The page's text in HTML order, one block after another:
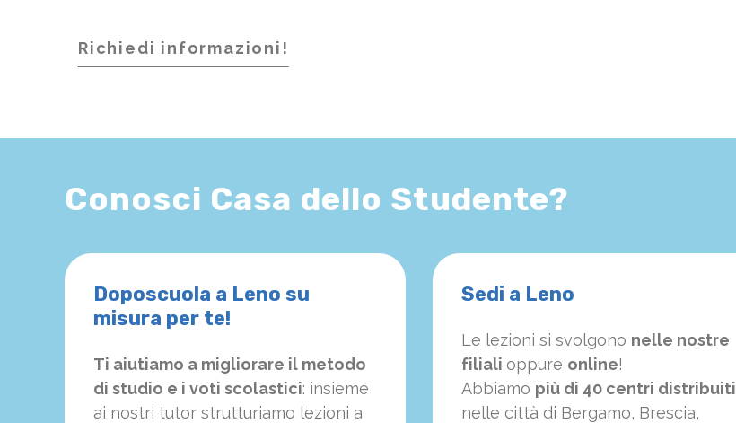
Richiedi informazioni!
Conosci Casa dello Studente?
Doposcuola a Leno su
misura per te!
Ti aiutiamo a migliorare il metodo
di studio e i voti scolastici: insieme
ai nostri tutor strutturiamo lezioni a
Sedi a Leno
Le lezioni si svolgono nelle nostre
filiali oppure online!
Abbiamo più di 40 centri distribuiti
nelle città di Bergamo, Brescia,